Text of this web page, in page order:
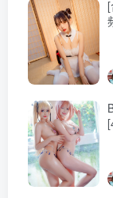
[12.15]
小和甜酒 –
[12.3]
虎鲸 [10P-
蓝色小狗 [29P-
恶魔 [41P-